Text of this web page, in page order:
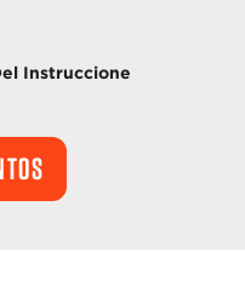
Instruccione